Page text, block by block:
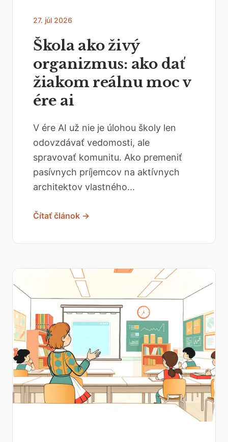
27. júl 2026
Škola ako živý
organizmus: ako dať
žiakom reálnu moc v
ére ai
V ére AI už nie je úlohou školy len
odovzdávať vedomosti, ale
spravovať komunitu. Ako premeniť
pasívnych príjemcov na aktívnych
architektov vlastného...
Čítať článok →